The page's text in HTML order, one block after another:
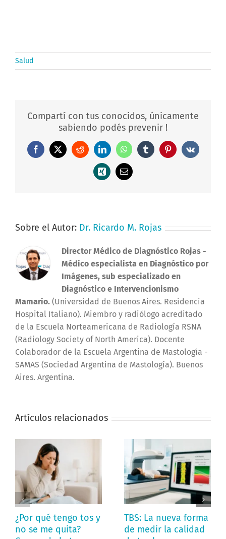
Salud
Compartí con tus conocidos, únicamente
sabiendo podés prevenir !
Facebook
X RedditLinkedInWhatsAppTumblrPinterestVk
Xing
Correo
electrónico
Sobre el Autor: Dr. Ricardo M. Rojas
Director Médico de Diagnóstico Rojas -
Médico especialista en Diagnóstico por
Imágenes, sub especializado en
Diagnóstico e Intervencionismo
Mamario. (Universidad de Buenos Aires. Residencia
Hospital Italiano). Miembro y radiólogo acreditado
de la Escuela Norteamericana de Radiología RSNA
(Radiology Society of North America). Docente
Colaborador de la Escuela Argentina de Mastología -
SAMAS (Sociedad Argentina de Mastología). Buenos
Aires. Argentina.
Artículos relacionados
¿Por qué tengo tos y
no se me quita?
TBS: La nueva forma
de medir la calidad